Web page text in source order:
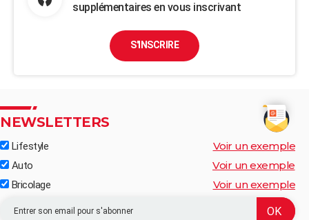
supplémentaires en vous inscrivant
S'INSCRIRE
NEWSLETTERS
Lifestyle Voir un exemple
Auto Voir un exemple
Bricolage Voir un exemple